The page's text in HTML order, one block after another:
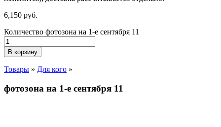
6,150 руб.
Количество фотозона на 1-е сентября 11
В корзину
Товары » Для кого »
фотозона на 1-е сентября 11